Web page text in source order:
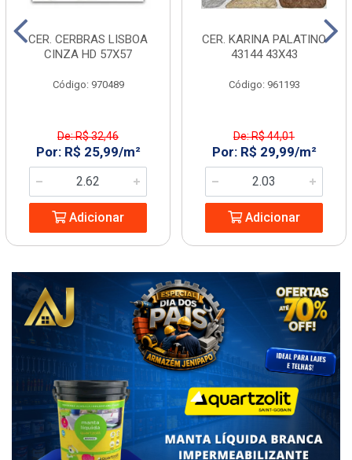
CER. CERBRAS LISBOA
CINZA HD 57X57
Código: 970489
De: R$ 32,46
Por: R$ 25,99/m²
Adicionar
CER. KARINA PALATINO
43144 43X43
Código: 961193
De: R$ 44,01
Por: R$ 29,99/m²
Adicionar